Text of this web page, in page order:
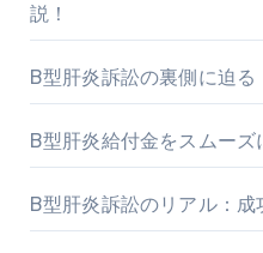
説！
B型肝炎訴訟の裏側に迫る
B型肝炎給付金をスムー
B型肝炎訴訟のリアル：成